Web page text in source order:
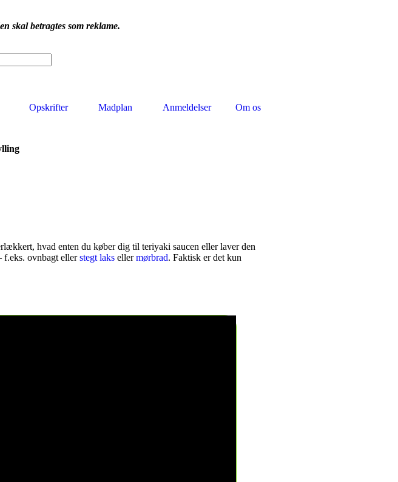
skal betragtes som reklame.
Opskrifter
Madplan Anmeldelser Om os
hvad enten du køber dig til teriyaki saucen eller laver den
f.eks. ovnbagt ellerstegt laks ellermørbrad. Faktisk er det kun